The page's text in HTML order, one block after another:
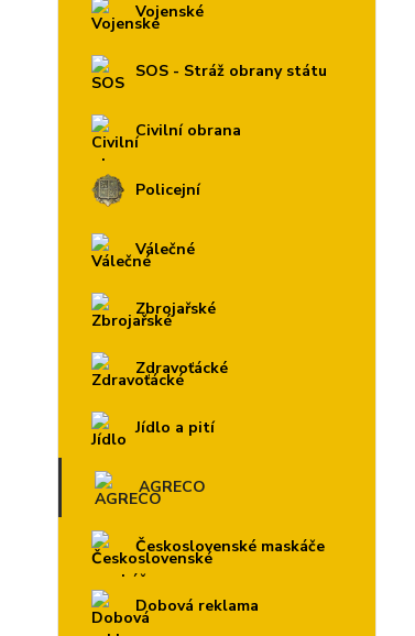
Vojenské
SOS - Stráž obrany státu
Civilní obrana
Policejní
Válečné
Zbrojařské
Zdravoťácké
Jídlo a pití
AGRECO
Československé maskáče
Dobová reklama